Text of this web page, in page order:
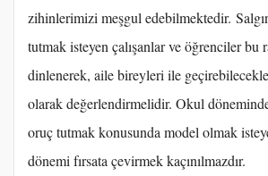
zihinlerimizi meşgul edebilmektedir.
tutmak isteyen çalışanlar ve öğrenciler bu
dinlenerek, aile bireyleri ile
olarak değerlendirmelidir. Okul
oruç tutmak konusunda model olmak
dönemi fırsata çevirmek kaçınılmazdır.